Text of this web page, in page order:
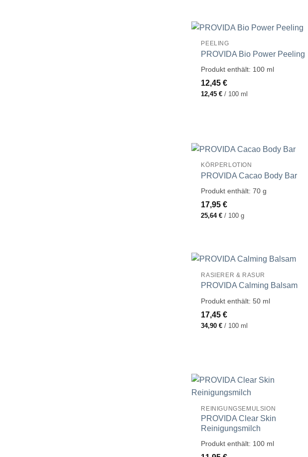
PEELING
PROVIDA Bio Power Peeling
Produkt enthält: 100 ml
12,45€
12,45€ / 100 ml
KÖRPERLOTION
PROVIDA Cacao Body Bar
Produkt enthält: 70g
17,95€
25,64€ / 100 g
RASIERER & RASUR
PROVIDA Calming Balsam
Produkt enthält: 50 ml
17,45€
34,90€ / 100 ml
REINIGUNGSEMULSION
PROVIDA Clear Skin
Reinigungsmilch
Produkt enthält: 100 ml